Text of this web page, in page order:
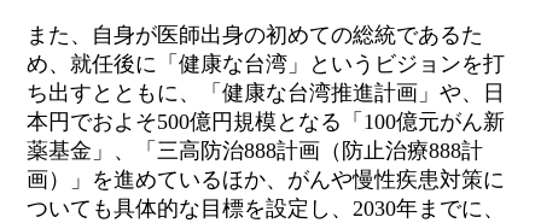
また、自身が医師出身の初めての総統であるた
め、就任後に「健康な台湾」というビジョンを打
ち出すとともに、「健康な台湾推進計画」や、日
本円でおよそ500億円規模となる「 100億元がん新
薬基金」、「三高防治888計画（防止治療888計
画）」を進めているほか、がんや慢性疾患対策に
ついても具体的な目標を設定し、 2030年までに、